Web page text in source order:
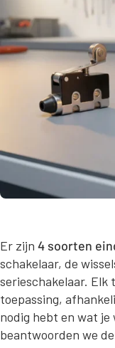
Er zijn 4 soorten
schakelaar, de
serieschakelaar.
toepassing,
nodig hebt en wat
beantwoorden we